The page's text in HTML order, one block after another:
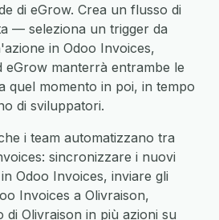
di eGrow. Crea un flusso di
— seleziona un trigger da
in Odoo Invoices,
manterrà entrambe le
quel momento in poi, in tempo
di sviluppatori.
i team automatizzano tra
sincronizzare i nuovi
Odoo Invoices, inviare gli
Invoices a Olivraison,
di Olivraison in più azioni su